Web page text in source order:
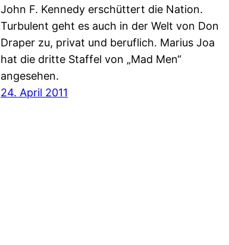
John F. Kennedy erschüttert die Nation.
Turbulent geht es auch in der Welt von Don
Draper zu, privat und beruflich. Marius Joa
hat die dritte Staffel von „Mad Men“
angesehen.
24. April 2011